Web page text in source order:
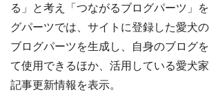
る」と考え「つながるブログパーツ」
グパーツでは、サイトに登録した愛犬
ブログパーツを生成し、自身のブログ
て使用できるほか、活用している愛犬
記事更新情報を表示。